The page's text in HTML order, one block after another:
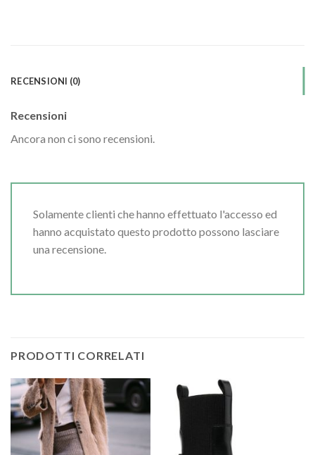
RECENSIONI (0)
Recensioni
Ancora non ci sono recensioni.
Solamente clienti che hanno effettuato l'accesso ed
hanno acquistato questo prodotto possono lasciare
una recensione.
PRODOTTI CORRELATI